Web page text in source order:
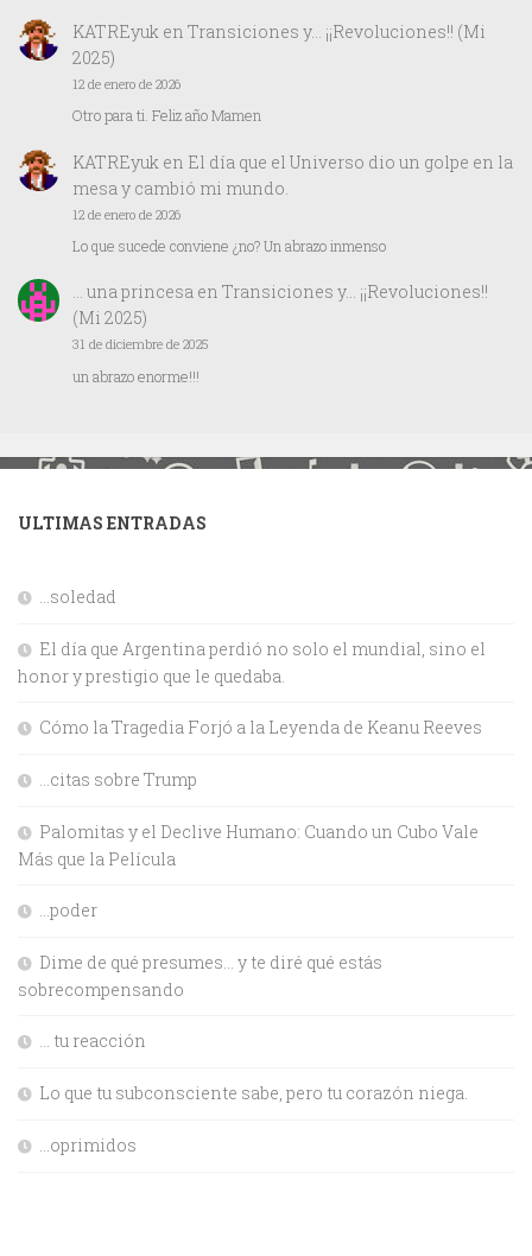
KATREyuken Transiciones y… ¡¡Revoluciones!! (Mi
2025)
12 de enero de 2026
Otro para ti. Feliz año Mamen
KATREyuk en El día que el Universo dio un golpe en la
mesa y cambió mi mundo.
12 de enero de 2026
Lo que sucede conviene ¿no? Un abrazo inmenso
… una princesaen Transiciones y… ¡¡Revoluciones!!
(Mi 2025)
31 de diciembre de 2025
un abrazo enorme!!!
ULTIMAS ENTRADAS
…soledad
El día que Argentina perdió no solo el mundial, sino el
honor y prestigio que le quedaba.
Cómo la Tragedia Forjó a la Leyenda de Keanu Reeves
…citas sobre Trump
Palomitas y el Declive Humano: Cuando un Cubo Vale
Más que la Película
…poder
Dime de qué presumes… y te diré qué estás
sobrecompensando
… tu reacción
Lo que tu subconsciente sabe, pero tu corazón niega.
…oprimidos